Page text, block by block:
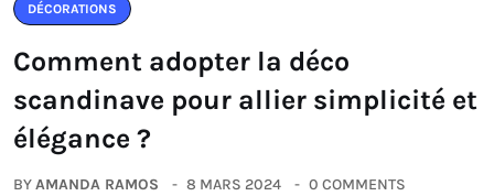
DÉCORATIONS
Comment adopter la déco
scandinave pour allier simplicité et
élégance ?
BYAMANDA RAMOS 8 MARS 2024 0 COMMENTS